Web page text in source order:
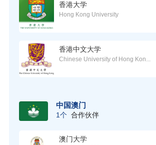
香港大学
Hong Kong University
香港中文大学
Chinese University of Hong Kon...
中国澳门
1个 合作伙伴
澳门大学